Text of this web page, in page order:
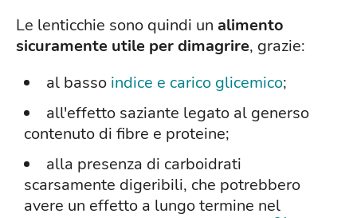
Le lenticchie sono quindi un alimento
sicuramente utile per dimagrire, grazie:
al basso indice e carico glicemico;
all'effetto saziante legato al generso
contenuto di fibre e proteine;
alla presenza di carboidrati
scarsamente digeribili, che potrebbero
avere un effetto a lungo termine nel